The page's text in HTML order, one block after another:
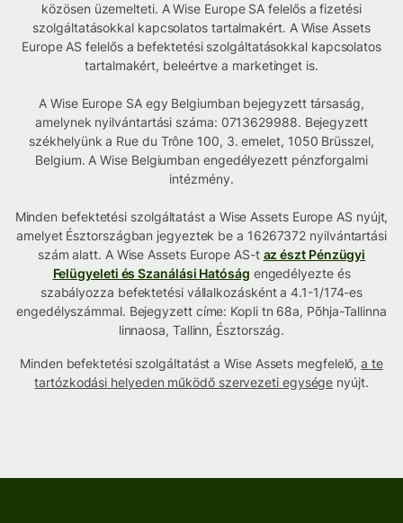
közösen üzemelteti. A Wise Europe SA felelős a fizetési
szolgáltatásokkal kapcsolatos tartalmakért. A Wise Assets
Europe AS felelős a befektetési szolgáltatásokkal kapcsolatos
tartalmakért, beleértve a marketinget is.
A Wise Europe SA egy Belgiumban bejegyzett társaság,
amelynek nyilvántartási száma: 0713629988. Bejegyzett
székhelyünk a Rue du Trône 100, 3. emelet, 1050 Brüsszel,
Belgium. A Wise Belgiumban engedélyezett pénzforgalmi
intézmény.
Minden befektetési szolgáltatást a Wise Assets Europe AS nyújt,
amelyet Észtországban jegyeztek be a 16267372 nyilvántartási
szám alatt. A Wise Assets Europe AS-t az észt Pénzügyi
Felügyeleti és Szanálási Hatóság engedélyezte és
szabályozza befektetési vállalkozásként a 4.1-1/174-es
engedélyszámmal. Bejegyzett címe: Kopli tn 68a, Põhja-Tallinna
linnaosa, Tallinn, Észtország.
Minden befektetési szolgáltatást a Wise Assets megfelelő,a te
tartózkodási helyeden működő szervezeti egysége nyújt.